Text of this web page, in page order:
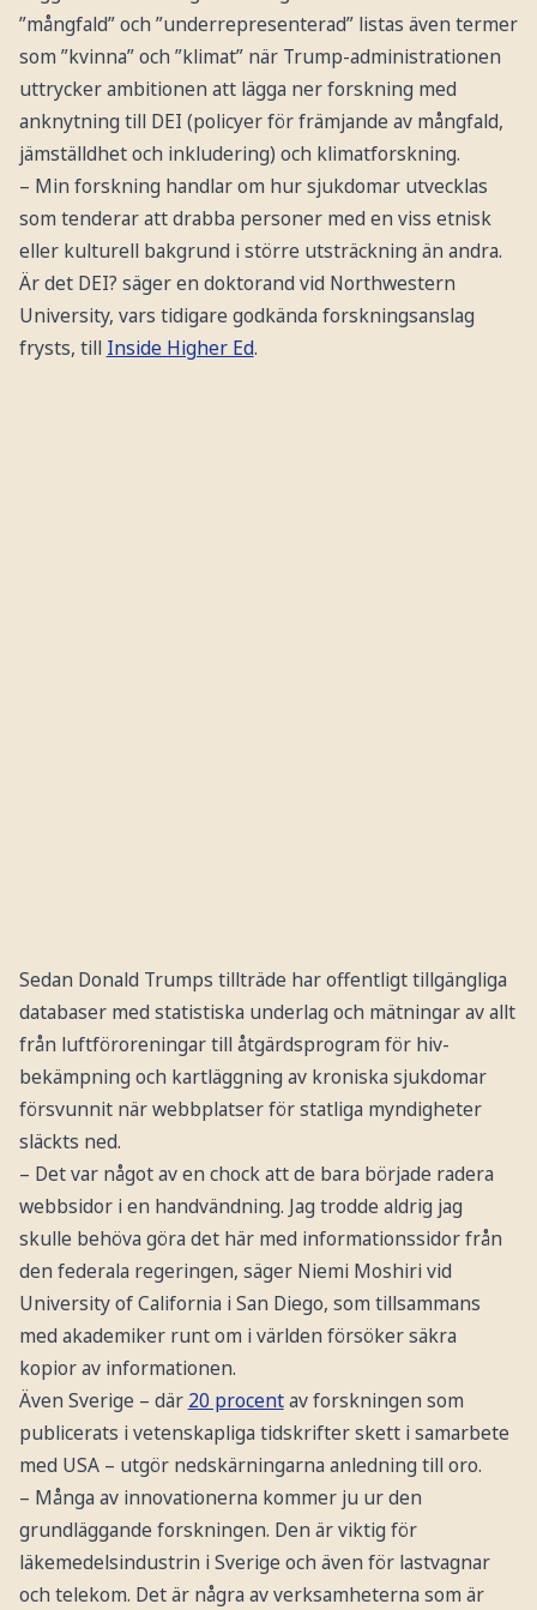
”mångfald” och ”underrepresenterad” listas även termer
som ”kvinna” och ”klimat” när Trump-administrationen
uttrycker ambitionen att lägga ner forskning med
anknytning till DEI (policyer för främjande av mångfald,
jämställdhet och inkludering) och klimatforskning.
– Min forskning handlar om hur sjukdomar utvecklas
som tenderar att drabba personer med en viss etnisk
eller kulturell bakgrund i större utsträckning än andra.
Är det DEI? säger en doktorand vid Northwestern
University, vars tidigare godkända forskningsanslag
frysts, till Inside Higher Ed.
Sedan Donald Trumps tillträde har offentligt tillgängliga
databaser med statistiska underlag och mätningar av allt
från luftföroreningar till åtgärdsprogram för hiv-
bekämpning och kartläggning av kroniska sjukdomar
försvunnit när webbplatser för statliga myndigheter
släckts ned.
– Det var något av en chock att de bara började radera
webbsidor i en handvändning. Jag trodde aldrig jag
skulle behöva göra det här med informationssidor från
den federala regeringen, säger Niemi Moshiri vid
University of California i San Diego, som tillsammans
med akademiker runt om i världen försöker säkra
kopior av informationen.
Även Sverige – där 20 procentav forskningen som
publicerats i vetenskapliga tidskrifter skett i samarbete
med USA – utgör nedskärningarna anledning till oro.
– Många av innovationerna kommer ju ur den
grundläggande forskningen. Den är viktig för
läkemedelsindustrin i Sverige och även för lastvagnar
och telekom. Det är några av verksamheterna som är